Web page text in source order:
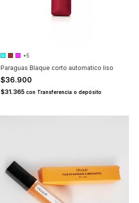
+5
Paraguas Blaque corto automatico liso
$36.900
$31.365con Transferencia o depósito